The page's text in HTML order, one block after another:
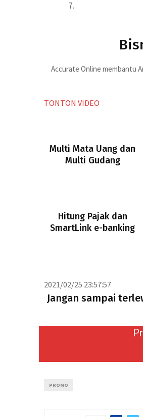
Accurate Online membantu
TONTON VIDEO
Multi Mata Uang dan
Multi Gudang
Hitung Pajak dan
SmartLink e-banking
2021/02/25 23:57:57
Jangan sampai
PROMO